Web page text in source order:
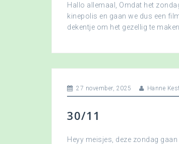
Hallo allemaal, Omdat het
kinepolis en gaan we dus een
dekentje om het gezellig te
27 november, 2025 Hanne
30/11
Heyy meisjes, deze zondag